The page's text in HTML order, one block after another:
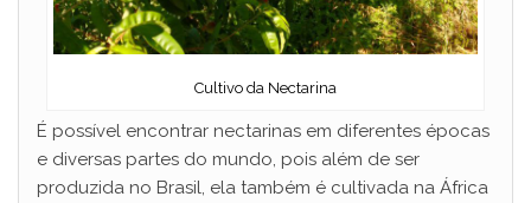
Cultivo da Nectarina
É possível encontrar nectarinas em diferentes épocas
e diversas partes do mundo, pois além de ser
produzida no Brasil, ela também é cultivada na África